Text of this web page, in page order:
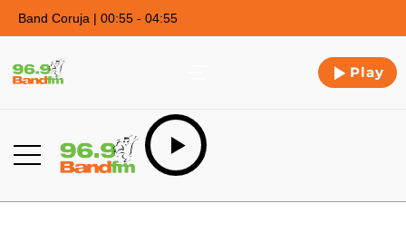
Band Coruja | 00:55 - 04:55
Play